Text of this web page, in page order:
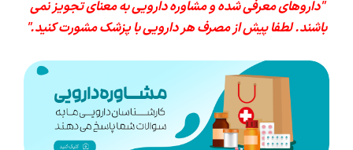
"داروهای معرفی شده و مشاوره دارویی به معنای تجویز نمی
باشند. لطفا پیش از مصرف هر دارویی با پزشک مشورت کنید."